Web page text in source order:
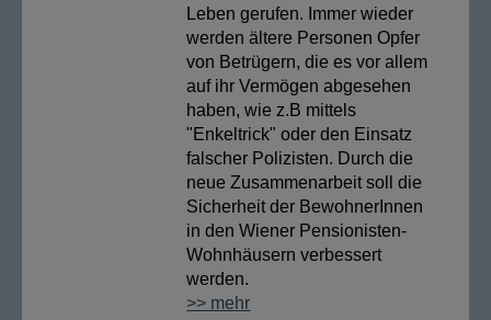
Leben gerufen. Immer wieder
werden ältere Personen Opfer
von Betrügern, die es vor allem
auf ihr Vermögen abgesehen
haben, wie z.B mittels
"Enkeltrick" oder den Einsatz
falscher Polizisten. Durch die
neue Zusammenarbeit soll die
Sicherheit der BewohnerInnen
in den Wiener Pensionisten-
Wohnhäusern verbessert
werden.
>> mehr